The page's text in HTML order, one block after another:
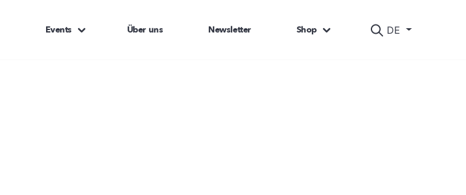
DE
Events Über uns Newsletter Shop